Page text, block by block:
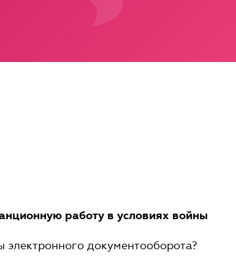
работу в условиях войны
электронного документооборота?